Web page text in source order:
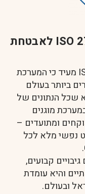
Civi AI מוסמכת לתקן ISO 27001 לאבטחת
האישור לתקן הבינלאומי ISO 27001 מעיד כי המערכת
ביותר בעולם
שכל הנתונים של
מוגנים
ומתועדים –
נפשי מלא לכל
קבועים,
והיא עומדת
ובעולם.